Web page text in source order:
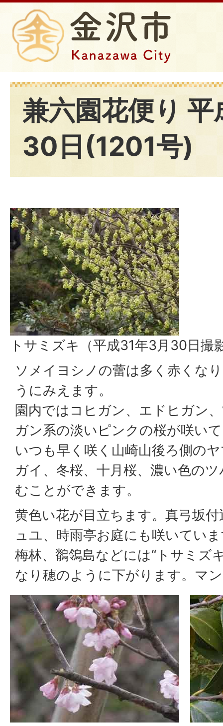
兼六園花便り
30日(1201号)
トサミズキ（平成31年3月30日撮
ソメイヨシノの蕾は多く赤くな
うにみえます。
園内ではコヒガン、エドヒガン
ガン系の淡いピンクの桜が咲い
いつも早く咲く山崎山後ろ側の
ガイ、冬桜、十月桜、濃い色の
むことができます。
黄色い花が目立ちます。真弓坂
ュユ、時雨亭お庭にも咲いてい
梅林、鶺鴒島などには“トサミズ
なり穂のように下がります。マ